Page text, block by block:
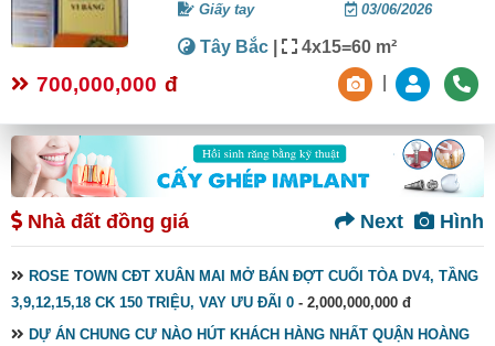
Giấy tay 03/06/2026
Tây Bắc | 4x15=60 m²
700,000,000 đ
Nhà đất đồng giá Hình
Next
ROSE TOWN CĐT XUÂN MAI MỞ BÁN ĐỢT CUỐI TÒA DV4, TẦNG
3,9,12,15,18 CK 150 TRIỆU, VAY ƯU ĐÃI 0 - 2,000,000,000 đ
DỰ ÁN CHUNG CƯ NÀO HÚT KHÁCH HÀNG NHẤT QUẬN HOÀNG